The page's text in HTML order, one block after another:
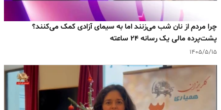
چرا مردم از نان شب می‌زنند اما به سیمای آزادی کمک می‌کنند؟
پشت‌پرده مالی یک رسانه ۲۴ ساعته
۱۴۰۵/۵/۱۵